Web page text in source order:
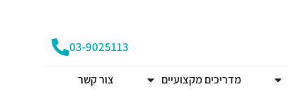
03-9025113
מדריכים מקצועיים צור קשר